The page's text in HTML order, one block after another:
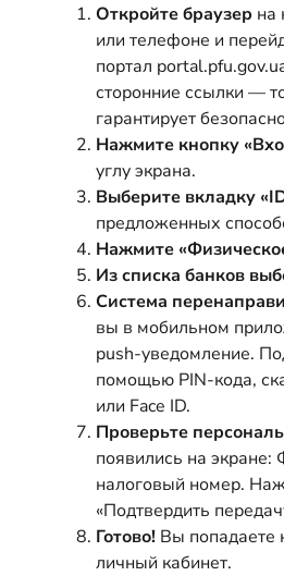
Откройте браузер на
или телефоне и
портал
сторонние ссылки —
гарантирует
Нажмите кнопку
углу экрана.
Выберите вкладку
предложенных
Нажмите
Из списка банков
Система
вы в мобильном
push-уведомление.
помощью PIN-кода,
или Face ID.
Проверьте
появились на
налоговый номер.
«Подтвердить
Готово! Вы попадаете
личный кабинет.